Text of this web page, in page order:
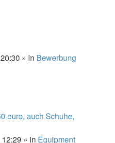
» in Bewerbung
euro, auch Schuhe,
» in Equipment